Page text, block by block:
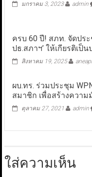
มกราคม 3, 2023 admin
ครบ 60 ปี! สภท. จัดปร
ปธ.สภาฯ’ ให้เกียรติเป็
สิงหาคม 19, 2025
ผบ.ทร. ร่วมประชุม
สมาชิก เพื่อสร้างควา
ตุลาคม 27, 2021 admin
ใส่ความเห็น